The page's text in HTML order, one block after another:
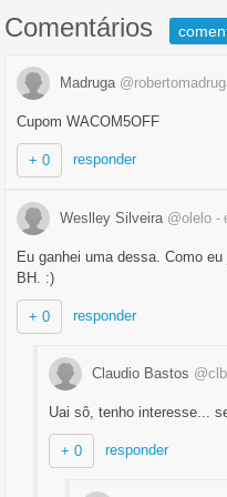
Comentários
Madruga
Cupom WACOM5OFF
+ 0 responder
Weslley Silveira @olelo -
Eu ganhei uma dessa. Como
BH. :)
+ 0 responder
Claudio Bastos
Uai sô, tenho interesse...
+ 0 responder